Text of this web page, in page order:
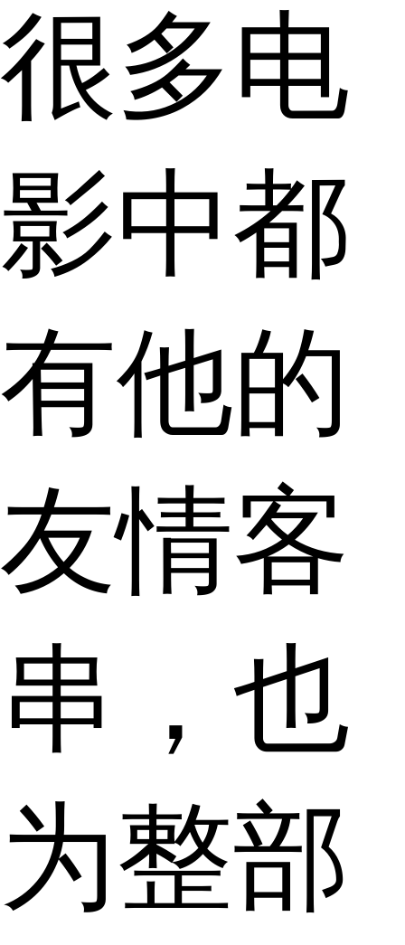
很多电
影中都
有他的
友情客
串，也
为整部